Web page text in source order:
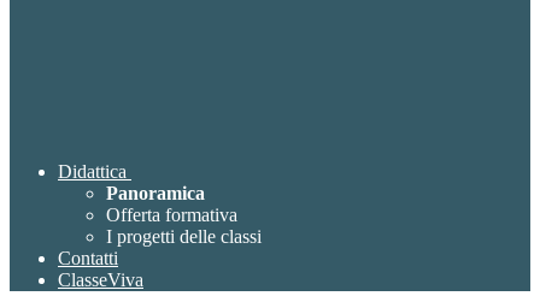
Didattica
Panoramica
Offerta formativa
I progetti delle classi
Contatti
ClasseViva